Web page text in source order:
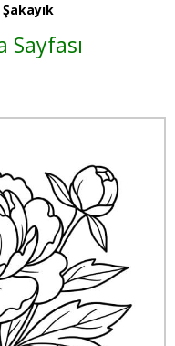
Sayfası